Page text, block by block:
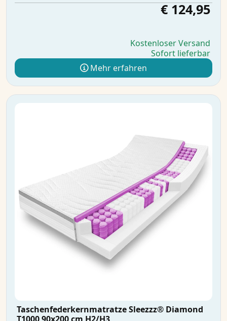
€ 124,95
Kostenloser Versand
Sofort lieferbar
Mehr erfahren
Taschenfederkernmatratze Sleezzz® Diamond